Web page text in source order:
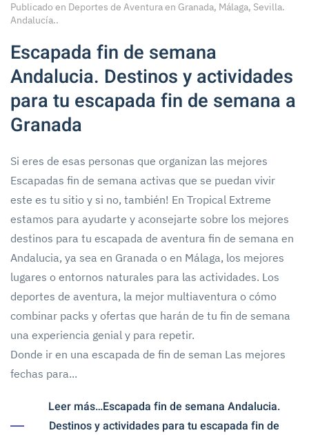
Publicado en Deportes de Aventura en Granada, Málaga, Sevilla.
Andalucía..
Escapada fin de semana
Andalucia. Destinos y actividades
para tu escapada fin de semana a
Granada
Si eres de esas personas que organizan las mejores
Escapadas fin de semana activas que se puedan vivir
este es tu sitio y si no, también! En Tropical Extreme
estamos para ayudarte y aconsejarte sobre los mejores
destinos para tu escapada de aventura fin de semana en
Andalucia, ya sea en Granada o en Málaga, los mejores
lugares o entornos naturales para las actividades. Los
deportes de aventura, la mejor multiaventura o cómo
combinar packs y ofertas que harán de tu fin de semana
una experiencia genial y para repetir.
Donde ir en una escapada de fin de seman Las mejores
fechas para...
Leer más…Escapada fin de semana Andalucia.
Destinos y actividades para tu escapada fin de